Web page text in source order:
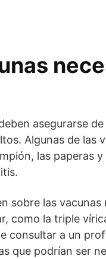
asegurarse
Algunas de las
las paperas
sobre las vacunas
como la triple
consultar a un
que podrían ser